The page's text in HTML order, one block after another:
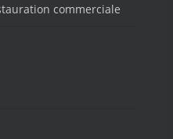
commerciale